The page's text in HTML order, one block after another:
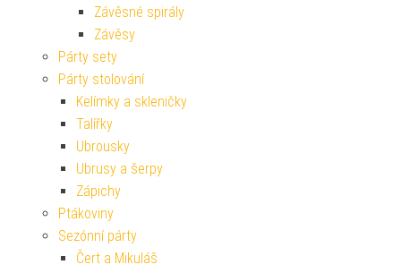
Závěsné spirály
Závěsy
Párty sety
Párty stolování
Kelímky a skleničky
Talířky
Ubrousky
Ubrusy a šerpy
Zápichy
Ptákoviny
Sezónní párty
Čert a Mikuláš